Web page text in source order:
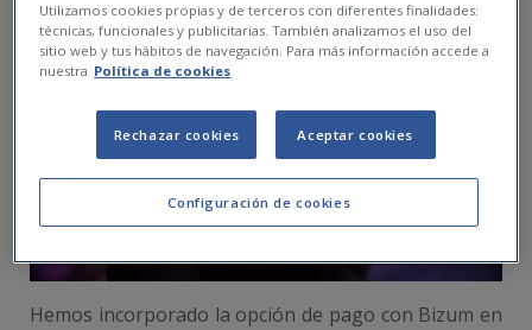
Hemos incorporado la opción de pago con Bizum en
Utilizamos cookies propias y de terceros con diferentes finalidades:
técnicas, funcionales y publicitarias. También analizamos el uso del
sitio web y tus hábitos de navegación. Para más información accede a
nuestra Política de cookies
Configuración de cookies
Rechazar cookies Aceptar cookies